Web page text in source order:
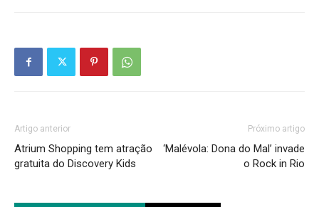
Artigo anterior
Atrium Shopping tem atração
gratuita do Discovery Kids
Próximo artigo
‘Malévola: Dona do Mal’ invade
o Rock in Rio